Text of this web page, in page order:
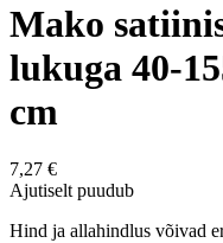
Mako
lukuga 40-
cm
7,27 €
Ajutiselt puudub
Hind ja allahindlus võivad